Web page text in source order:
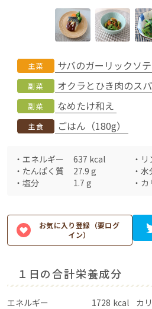
主菜 サバのガーリックソ
副菜 オクラとひき肉のス
副菜 なめたけ和え
主食 ごはん（180g）
・ エネルギー 637 kcal ・ リ
・ たんぱく質 27.9 g ・ 水
・ 塩分 1.7 g ・ カ
お気に入り登録（要ログ
イン）
１日の合計栄養成分
エネルギー 1728 kcal カ